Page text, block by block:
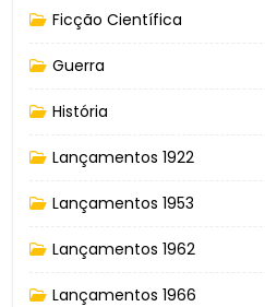
Ficção Científica
Guerra
História
Lançamentos 1922
Lançamentos 1953
Lançamentos 1962
Lançamentos 1966